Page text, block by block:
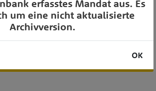
erfasstes Mandat aus. Es
um eine nicht aktualisierte
Archivversion.
OK